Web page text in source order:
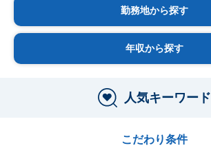
勤務地から探す
年収から探す
人気キーワード
こだわり条件